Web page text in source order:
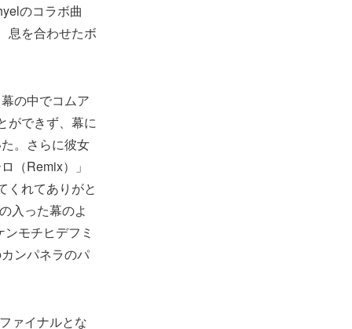
のコラボ曲
息を合わせたボ
の中でコムア
ができず、幕に
。さらに彼女
（Remix）」
くれてありがと
入った幕のよ
モチヒデフミ
ンパネラのパ
ァイナルとな